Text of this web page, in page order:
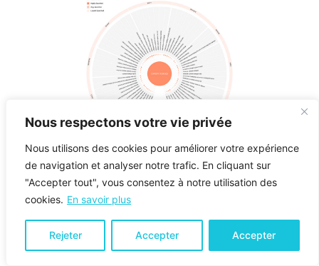
Nous respectons votre vie privée
Nous utilisons des cookies pour améliorer votre expérience
de navigation et analyser notre trafic. En cliquant sur
"Accepter tout", vous consentez à notre utilisation des
cookies. En savoir plus
Rejeter Accepter Accepter
AnswerThePublicest un outil gratuit de recherche de
mots clés qui extrait les données de saisie semi-
automatique de Google. Ensuite, il propose des
expressions et des questions utiles que les gens se
posent sur votre mot-clé.